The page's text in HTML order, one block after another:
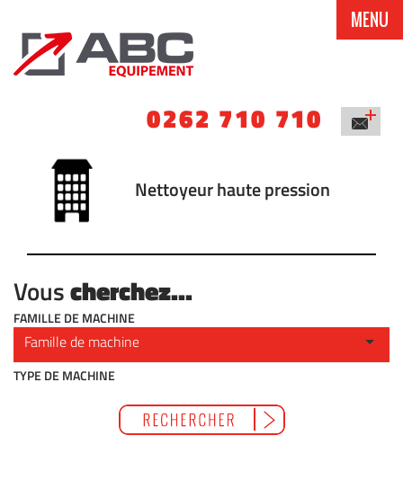
0262 710 710
MENU
Nettoyeur haute pression
Vouscherchez...
FAMILLE DE MACHINE
TYPE DE MACHINE